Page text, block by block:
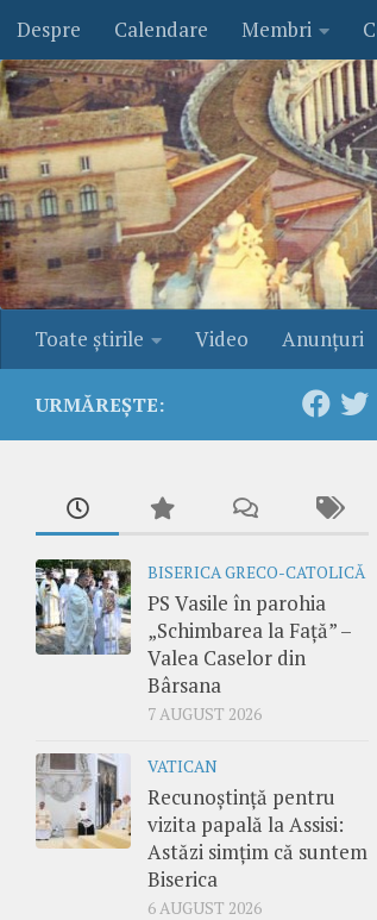
Skip to content
Despre Calendare Membri
Toate ştirile Video Anunţuri
URMĂREȘTE:
BISERICA GRECO-CATOLICĂ
PS Vasile în parohia
„Schimbarea la Față” –
Valea Caselor din
Bârsana
7 AUGUST 2026
VATICAN
Recunoștință pentru
vizita papală la Assisi:
Astăzi simțim că suntem
Biserica
6 AUGUST 2026